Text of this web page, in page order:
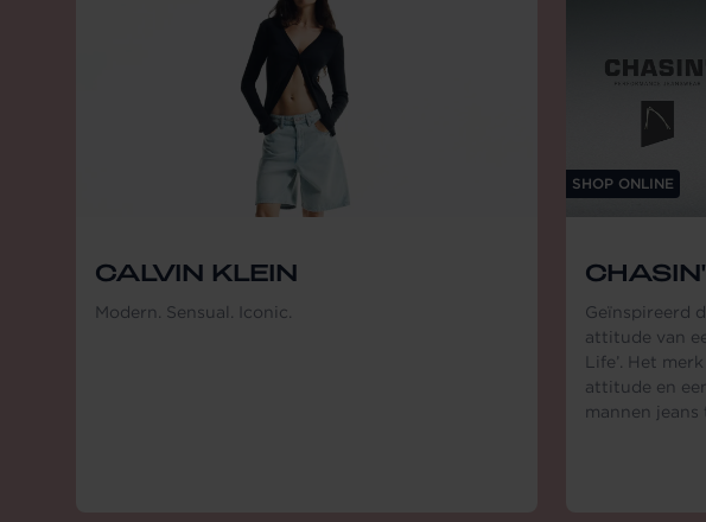
CALVIN KLEIN
Modern. Sensual. Iconic.
SHOP ONLINE
CHASIN'
Geïnspireerd
attitude van
Life’. Het
attitude en
mannen